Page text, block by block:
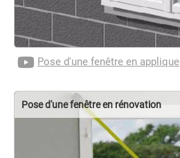
Pose d'une fenêtre en applique
Pose d'une fenêtre en rénovation